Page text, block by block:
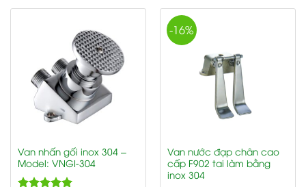
Van nhấn gối inox 304 –
Model: VNGI-304
-16%
Van nước đạp chân cao
cấp F902 tai làm bằng
inox 304